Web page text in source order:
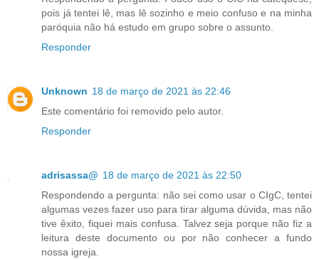
pois já tentei lê, mas lê sozinho e meio confuso e na minha
paróquia não há estudo em grupo sobre o assunto.
Responder
Unknown 18 de março de 2021 às 22:46
Este comentário foi removido pelo autor.
Responder
adrisassa@ 18 de março de 2021 às 22:50
Respondendo a pergunta: não sei como usar o CIgC, tentei
algumas vezes fazer uso para tirar alguma dúvida, mas não
tive êxito, fiquei mais confusa. Talvez seja porque não fiz a
leitura deste documento ou por não conhecer a fundo
nossa igreja.